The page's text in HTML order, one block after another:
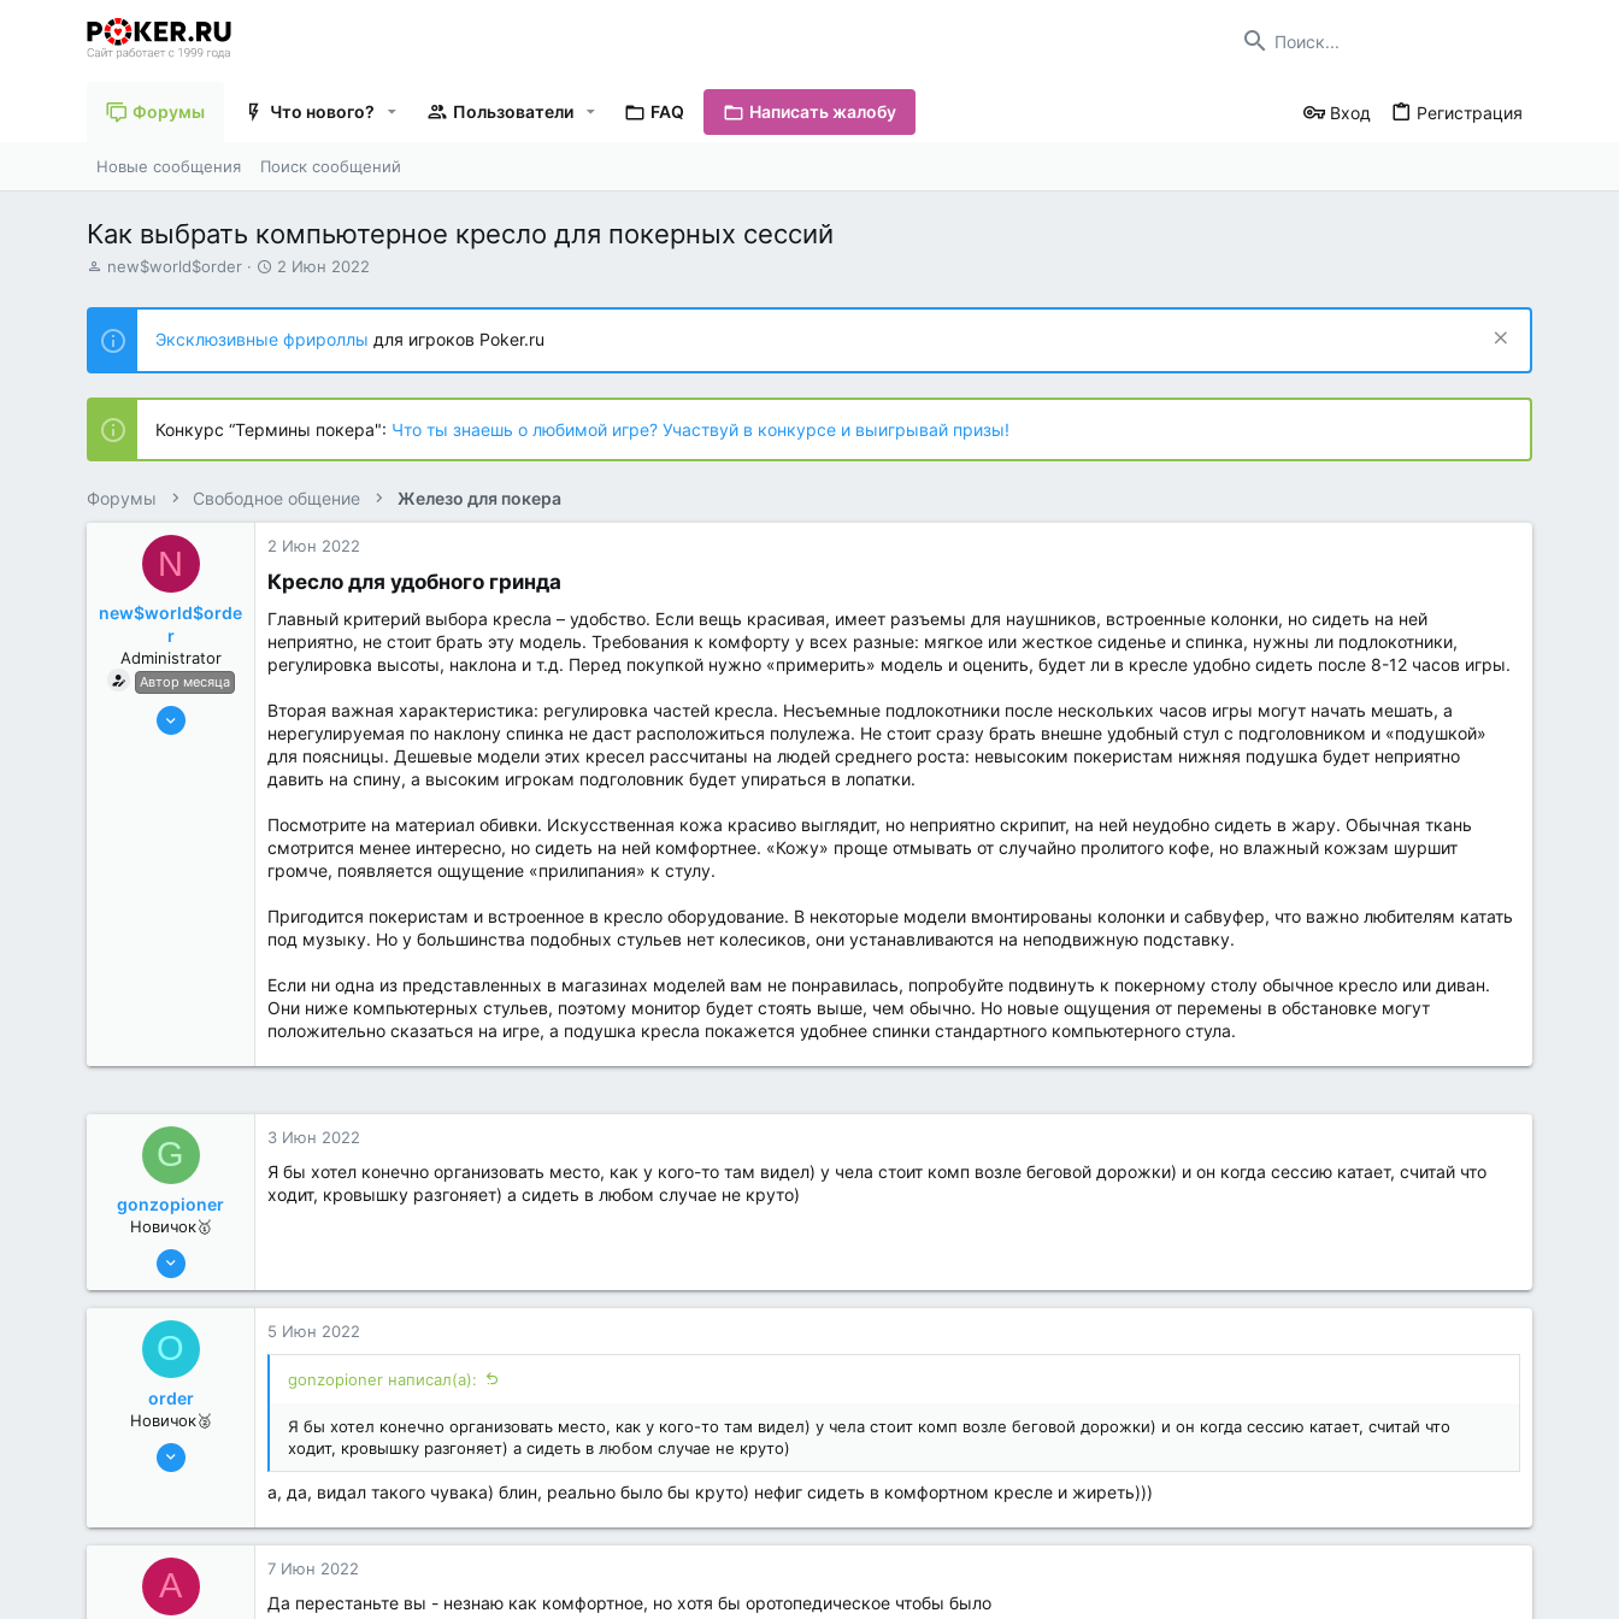
Форумы Что нового? Пользователи FAQ Написать жалобу Вход Регистрация
Новые сообщения Поиск сообщений
Как выбрать компьютерное кресло для покерных сессий
А
т
о
р
т
е
м
ы
new$world$order
Д
т
н
а
ч
л
а
2 Июн 2022
Эксклюзивные фрироллы для игроков Poker.ru
Конкурс “Термины покера": Что ты знаешь о любимой игре? Участвуй в конкурсе и выигрывай призы!
Форумы Свободное общение Железо для покера
N
new$world$orde
r
Administrator
Автор месяца
27 Май 2022
2 Июн 2022
Кресло для удобного гринда​
Главный критерий выбора кресла – удобство. Если вещь красивая, имеет разъемы для наушников, встроенные колонки, но сидеть на ней
неприятно, не стоит брать эту модель. Требования к комфорту у всех разные: мягкое или жесткое сиденье и спинка, нужны ли подлокотники,
регулировка высоты, наклона и т.д. Перед покупкой нужно «примерить» модель и оценить, будет ли в кресле удобно сидеть после 8-12 часов игры.
Вторая важная характеристика: регулировка частей кресла. Несъемные подлокотники после нескольких часов игры могут начать мешать, а
нерегулируемая по наклону спинка не даст расположиться полулежа. Не стоит сразу брать внешне удобный стул с подголовником и «подушкой»
для поясницы. Дешевые модели этих кресел рассчитаны на людей среднего роста: невысоким покеристам нижняя подушка будет неприятно
давить на спину, а высоким игрокам подголовник будет упираться в лопатки.
Посмотрите на материал обивки. Искусственная кожа красиво выглядит, но неприятно скрипит, на ней неудобно сидеть в жару. Обычная ткань
смотрится менее интересно, но сидеть на ней комфортнее. «Кожу» проще отмывать от случайно пролитого кофе, но влажный кожзам шуршит
громче, появляется ощущение «прилипания» к стулу.
Пригодится покеристам и встроенное в кресло оборудование. В некоторые модели вмонтированы колонки и сабвуфер, что важно любителям катать
под музыку. Но у большинства подобных стульев нет колесиков, они устанавливаются на неподвижную подставку.
Если ни одна из представленных в магазинах моделей вам не понравилась, попробуйте подвинуть к покерному столу обычное кресло или диван.
Они ниже компьютерных стульев, поэтому монитор будет стоять выше, чем обычно. Но новые ощущения от перемены в обстановке могут
положительно сказаться на игре, а подушка кресла покажется удобнее спинки стандартного компьютерного стула.
G
gonzopioner
Новичок🥇
2 Июн 2022
0
3 Июн 2022
Я бы хотел конечно организовать место, как у кого-то там видел) у чела стоит комп возле беговой дорожки) и он когда сессию катает, считай что
ходит, кровышку разгоняет) а сидеть в любом случае не круто)
O
order
Новичок🥈
4 Июн 2022
5 Июн 2022
gonzopioner написал(а):
Я бы хотел конечно организовать место, как у кого-то там видел) у чела стоит комп возле беговой дорожки) и он когда сессию катает, считай что
ходит, кровышку разгоняет) а сидеть в любом случае не круто)
а, да, видал такого чувака) блин, реально было бы круто) нефиг сидеть в комфортном кресле и жиреть)))
A 7 Июн 2022
Да перестаньте вы - незнаю как комфортное, но хотя бы оротопедическое чтобы было